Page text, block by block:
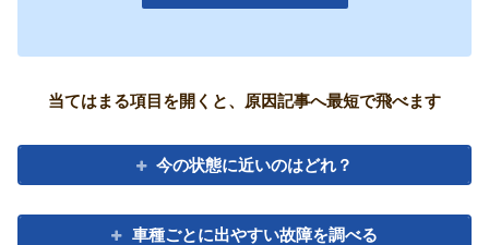
当てはまる項目を開くと、原因記事へ最短で飛べます
今の状態に近いのはどれ？
車種ごとに出やすい故障を調べる